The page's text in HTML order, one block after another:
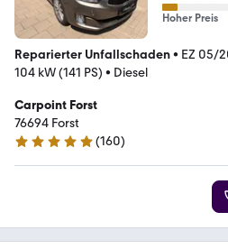
Hoher Preis
Reparierter Unfallschaden• EZ 05/
104 kW (141 PS) • Diesel
Carpoint Forst
76694 Forst
4.8 Sterne
(160)